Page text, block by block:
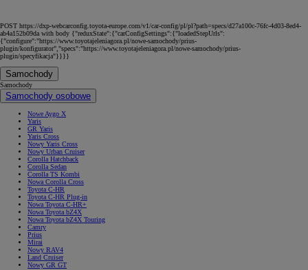
POST https://dxp-webcarconfig.toyota-europe.com/v1/car-config/pl/pl?path=specs/d27a100c-76fc-4d03-8ed4-
ab4a152b09da with body {"reduxState":{"carConfigSettings":{"loadedStepUrls":
{"configure":"https://www.toyotajeleniagora.pl/nowe-samochody/prius-
plugin/konfigurator","specs":"https://www.toyotajeleniagora.pl/nowe-samochody/prius-
plugin/specyfikacja"}}}}
Samochody
Samochody
Samochody osobowe
Nowe Aygo X
Yaris
GR Yaris
Yaris Cross
Nowy Yaris Cross
Nowy Urban Cruiser
Corolla Hatchback
Corolla Sedan
Corolla TS Kombi
Nowa Corolla Cross
Toyota C-HR
Toyota C-HR Plug-in
Nowa Toyota C-HR+
Nowa Toyota bZ4X
Nowa Toyota bZ4X Touring
Camry
Prius
Mirai
Nowy RAV4
Land Cruiser
Nowy GR GT